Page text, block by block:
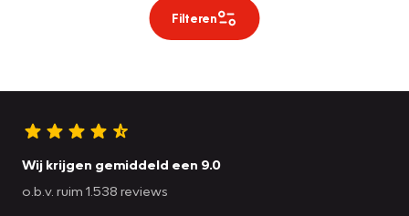
Filteren
Wij krijgen gemiddeld een 9.0
o.b.v. ruim 1.538 reviews